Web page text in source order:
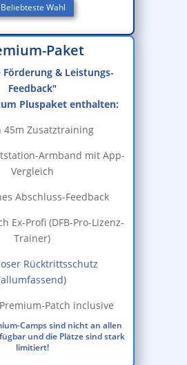
Beliebteste Wahl
Paket
Förderung & Leistungs-
Feedback"
Pluspaket enthalten:
45m Zusatztraining
Armband mit App-
Vergleich
Abschluss-Feedback
Ex-Profi (DFB-Pro-Lizenz-
Trainer)
Rücktrittsschutz
Patch inclusive
Camps sind nicht an allen
und die Plätze sind stark
limitiert!